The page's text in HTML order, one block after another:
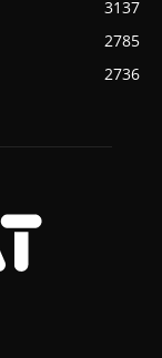
3137
2785
2736